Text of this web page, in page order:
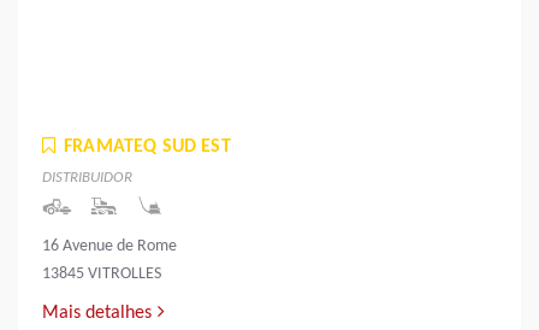
FRAMATEQ SUD EST
DISTRIBUIDOR
16 Avenue de Rome
13845 VITROLLES
Mais detalhes